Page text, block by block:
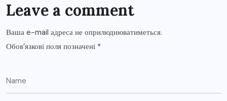
Leave a comment
Ваша e-mail адреса не оприлюднюватиметься.
Обов’язкові поля позначені *